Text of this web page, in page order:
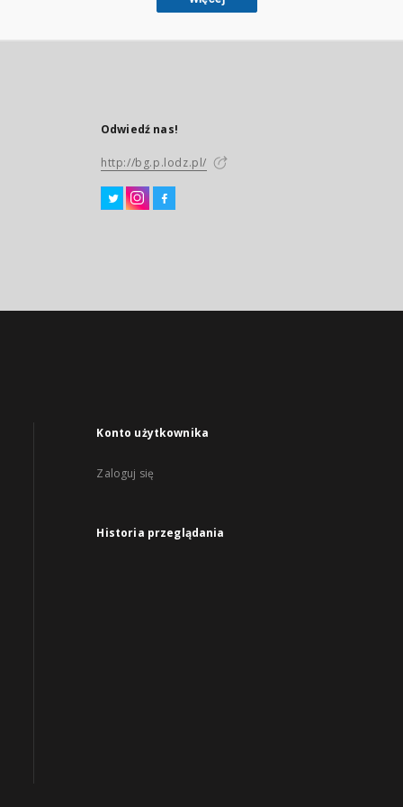
Odwiedź nas!
http://bg.p.lodz.pl/
Konto użytkownika
Zaloguj się
Historia przeglądania